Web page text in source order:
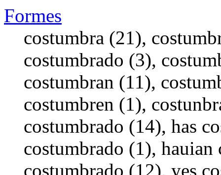
Formes
costumbra (21),
costumbrado (3),
costumbran (11),
costumbren (1),
costumbrado (14), has
costumbrado (1),
costumbrado (12), yes